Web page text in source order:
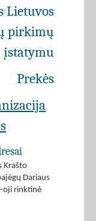
Lietuvos
pirkimų
įstatymu
Prekės
Krašto
Dariaus
oji rinktinė